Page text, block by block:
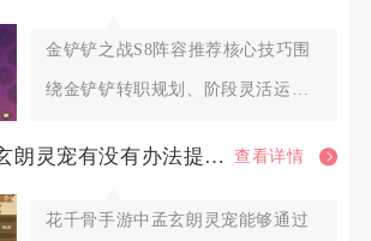
金铲铲之战S8阵容推荐核心技巧围
绕金铲铲转职规划、阶段灵活运
花千骨手游孟玄朗灵宠有没有办法提高其出战的生存能力 查看详情
花千骨手游中孟玄朗灵宠能够通过